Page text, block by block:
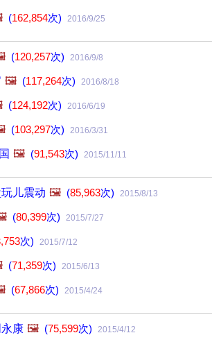
(162,854次) 2016/9/25
(120,257次) 2016/9/8
🖼️ (117,264次) 2016/8/18
(124,192次) 2016/6/19
(103,297次) 2016/3/31
🖼️ (91,543次) 2015/11/11
儿震动 🖼️ (85,963次) 2015/8/13
(80,399次) 2015/7/27
次) 2015/7/12
(71,359次) 2015/6/13
(67,866次) 2015/4/24
康 🖼️ (75,599次) 2015/4/12